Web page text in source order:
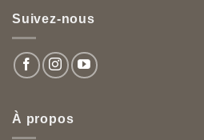
Suivez-nous
À propos